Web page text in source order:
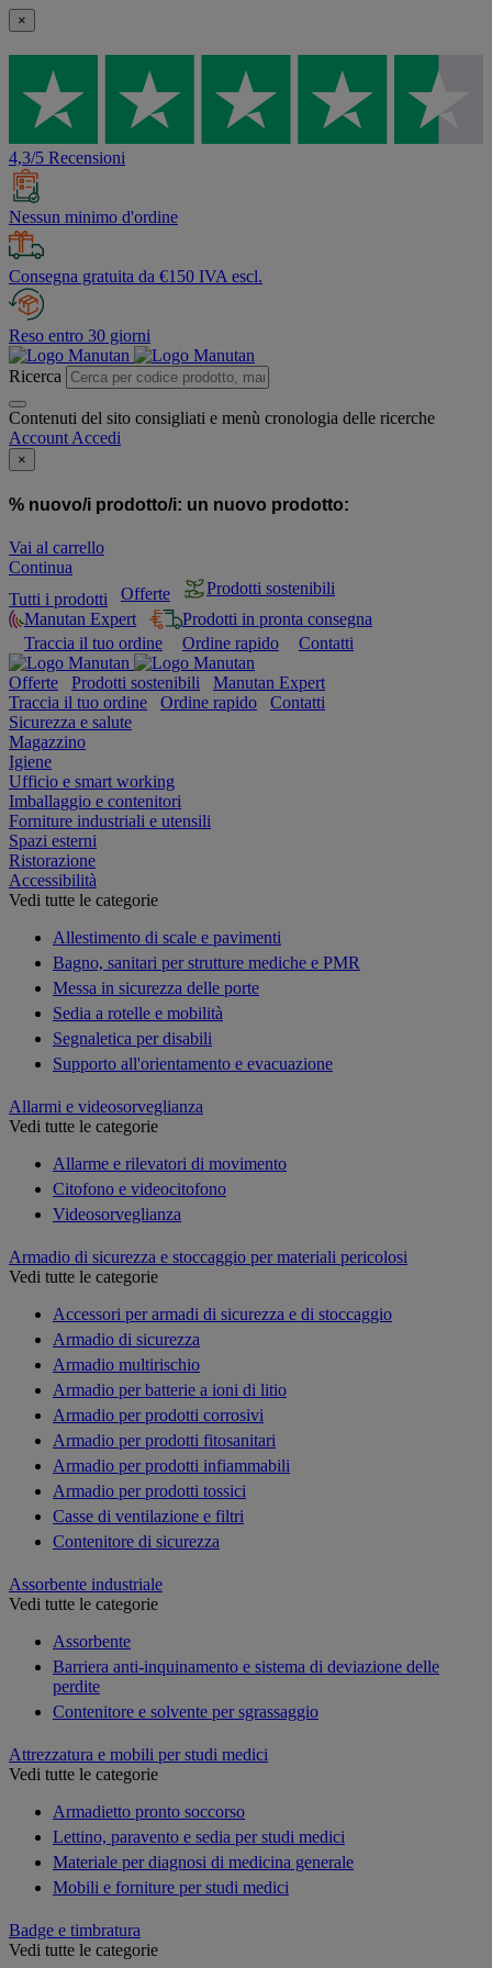
×
4,3/5 Recensioni
Nessun minimo d'ordine
Consegna gratuita da €150 IVA escl.
Reso entro 30 giorni
Ricerca
Contenuti del sito consigliati e menù cronologia delle ricerche
Account Accedi
×
% nuovo/i prodotto/i: un nuovo prodotto:
Vai al carrello
Continua
Tutti i prodotti
Offerte
Prodotti sostenibili
Manutan Expert
Prodotti in pronta consegna
Traccia il tuo ordine
Ordine rapido Contatti
Offerte Prodotti sostenibili
Manutan Expert
Traccia il tuo ordine
Ordine rapido
Contatti
Sicurezza e salute
Magazzino
Igiene
Ufficio e smart working
Imballaggio e contenitori
Forniture industriali e utensili
Spazi esterni
Ristorazione
Accessibilità
Vedi tutte le categorie
Allestimento di scale e pavimenti
Bagno, sanitari per strutture mediche e PMR
Messa in sicurezza delle porte
Sedia a rotelle e mobilità
Segnaletica per disabili
Supporto all'orientamento e evacuazione
Allarmi e videosorveglianza
Vedi tutte le categorie
Allarme e rilevatori di movimento
Citofono e videocitofono
Videosorveglianza
Armadio di sicurezza e stoccaggio per materiali pericolosi
Vedi tutte le categorie
Accessori per armadi di sicurezza e di stoccaggio
Armadio di sicurezza
Armadio multirischio
Armadio per batterie a ioni di litio
Armadio per prodotti corrosivi
Armadio per prodotti fitosanitari
Armadio per prodotti infiammabili
Armadio per prodotti tossici
Casse di ventilazione e filtri
Contenitore di sicurezza
Assorbente industriale
Vedi tutte le categorie
Assorbente
Barriera anti-inquinamento e sistema di deviazione delle
perdite
Contenitore e solvente per sgrassaggio
Attrezzatura e mobili per studi medici
Vedi tutte le categorie
Armadietto pronto soccorso
Lettino, paravento e sedia per studi medici
Materiale per diagnosi di medicina generale
Mobili e forniture per studi medici
Badge e timbratura
Vedi tutte le categorie